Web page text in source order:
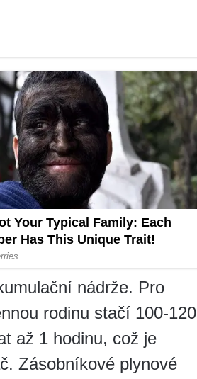
nádrže. Pro
rodinu stačí 100-120
až 1 hodinu, což je
Zásobníkové plynové